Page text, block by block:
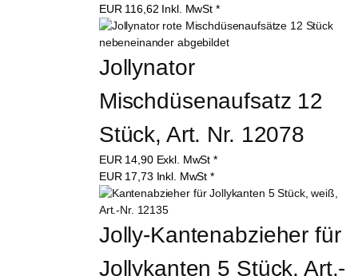
EUR 116,62 Inkl. MwSt *
Jollynator
Mischdüsenaufsatz 12
Stück, Art. Nr. 12078
EUR 14,90 Exkl. MwSt *
EUR 17,73 Inkl. MwSt *
Jolly-Kantenabzieher für
Jollykanten 5 Stück, Art.-